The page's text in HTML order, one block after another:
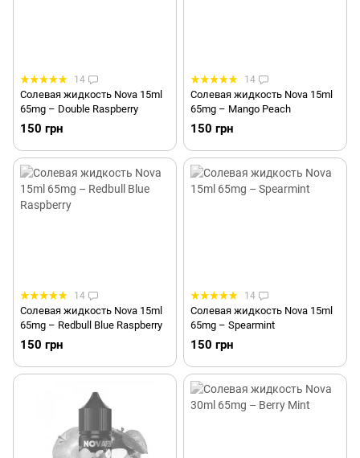
14
Солевая жидкость Nova 15ml
65mg – Double Raspberry
150 грн
14
Солевая жидкость Nova 15ml
65mg – Mango Peach
150 грн
14
Солевая жидкость Nova 15ml
65mg – Redbull Blue Raspberry
150 грн
14
Солевая жидкость Nova 15ml
65mg – Spearmint
150 грн